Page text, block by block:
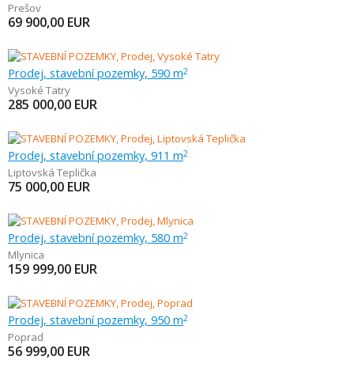
Prešov
69 900,00 EUR
Prodej, stavební pozemky, 590 m2
Vysoké Tatry
285 000,00 EUR
Prodej, stavební pozemky, 911 m2
Liptovská Teplička
75 000,00 EUR
Prodej, stavební pozemky, 580 m2
Mlynica
159 999,00 EUR
Prodej, stavební pozemky, 950 m2
Poprad
56 999,00 EUR